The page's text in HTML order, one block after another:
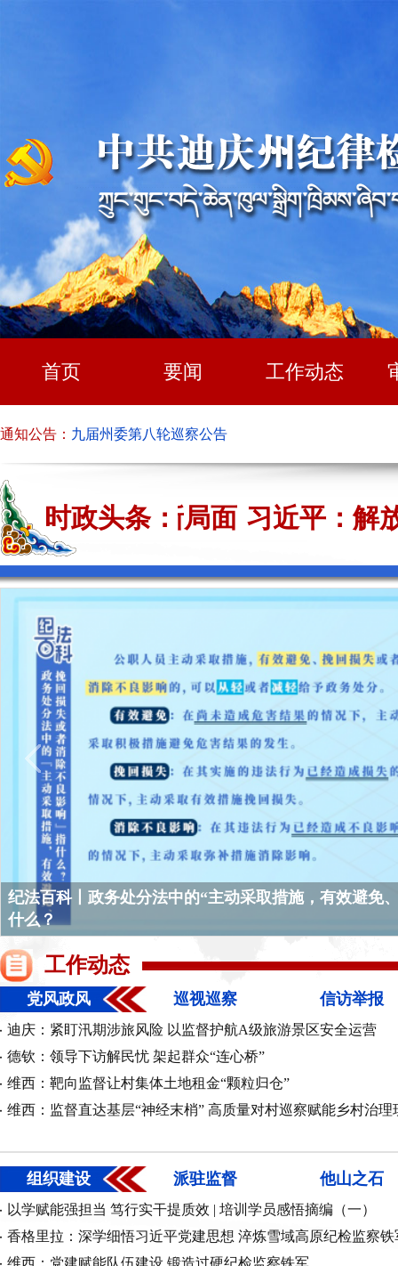
首页 要闻 工作动态
通知公告： 九届州委第八轮巡察公告
关于依法打击网络谣言等互联网违法违规行为的通告
九届州委第七轮巡察公告
迪庆州纪委监委关于持续受理乡村振兴领域不正之
时政头条：
云南发展新局面 习近平：解
云南发展新局面
《求是》杂志发表习近平总书记重要文章《加快建设健
纪法百科丨政务处分法中的“主动采取措施，有效避免
什么？
中共中央政治局召开会议 决定召开二十届五中全会 分
中共中央总书记习近平主持会议
学习词典•习近平党建思想丨坚持锤炼坚强党性
"中国梦是国家梦、民族梦，也是每个中华儿女的梦
重要论述凝聚共同致力民族复兴的强大力量
纪法百科丨政务处分法中的“主动交代”指什么？
工作动态
党风政风 巡视巡察 信访举报
迪庆：紧盯汛期涉旅风险 以监督护航A级旅游景区安全运营
德钦：领导下访解民忧 架起群众“连心桥”
维西：靶向监督让村集体土地租金“颗粒归仓”
维西：监督直达基层“神经末梢” 高质量对村巡察赋能乡村治理
组织建设 派驻监督 他山之石
以学赋能强担当 笃行实干提质效 | 培训学员感悟摘编（一）
香格里拉：深学细悟习近平党建思想 淬炼雪域高原纪检监察铁
维西：党建赋能队伍建设 锻造过硬纪检监察铁军